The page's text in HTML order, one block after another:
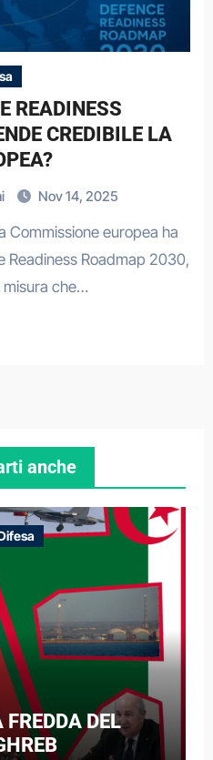
READINESS
CREDIBILE LA
Nov 14, 2025
Commissione europea ha
Readiness Roadmap 2030,
misura che…
anche
FREDDA DEL